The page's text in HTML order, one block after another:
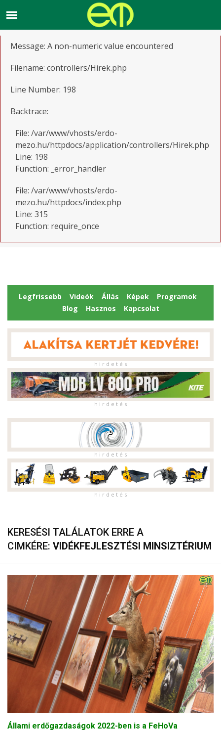
A PHP Error was encountered
Message: A non-numeric value encountered
Filename: controllers/Hirek.php
Line Number: 198
Backtrace:
File: /var/www/vhosts/erdo-
mezo.hu/httpdocs/application/controllers/Hirek.php
Line: 198
Function: _error_handler
File: /var/www/vhosts/erdo-
mezo.hu/httpdocs/index.php
Line: 315
Function: require_once
Legfrissebb Videók Állás Képek
Programok
Blog
Hasznos Kapcsolat
h i r d e t é s
h i r d e t é s
h i r d e t é s
h i r d e t é s
KERESÉSI TALÁLATOK ERRE A
CIMKÉRE: VIDÉKFEJLESZTÉSI MINSIZTÉRIUM
Állami erdőgazdaságok 2022-ben is a FeHoVa